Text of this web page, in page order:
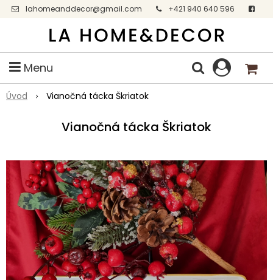
lahomeanddecor@gmail.com
+421 940 640 596
Facebook
Menu
Úvod Vianočná tácka Škriatok
Vianočná tácka Škriatok